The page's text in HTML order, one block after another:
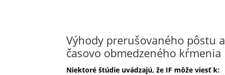
Výhody prerušovaného pôstu a
časovo obmedzeného kŕmenia
Niektoré štúdie uvádzajú, že IF môže viesť k: